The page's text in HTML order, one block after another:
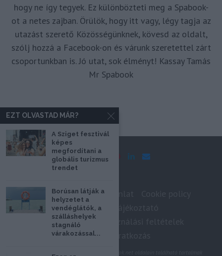
hogy ne így tegyek. Ez különbözteti meg a Spabook-
ot a netes zajban. Örülök, hogy itt vagy, légy tagja az
utazást szerető Közösségünknek, kövesd az oldalt,
szólj hozzá a Facebook-on és várunk szeretettel zárt
csoportunkban is. Jó utat, sok élményt! Kassay Tamás
Mr Spabook
Impresszum Médiaajánlat
Adatkezelési tájékoztató
Szerzői jogok, felhasználási feltételek
Hírlevél feliratkozás
EZT OLVASTAD MÁR?
A Sziget fesztivál
képes
megfordítani a
globális turizmus
trendet
Borúsan látják a
helyzetet a
vendéglátók, a
szálláshelyek
stagnáló
várakozással...